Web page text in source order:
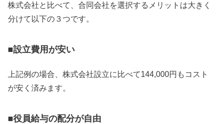
株式会社と比べて、合同会社を選択するメリットは大きく
分けて以下の３つです。
■設立費用が安い
上記例の場合、株式会社設立に比べて144,000円もコスト
が安く済みます。
■役員給与の配分が自由